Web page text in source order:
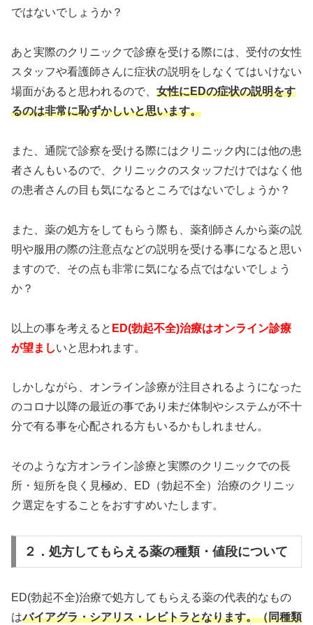
ではないでしょうか？
あと実際のクリニックで診療を受ける際には、受付の女性
スタッフや看護師さんに症状の説明をしなくてはいけない
場面があると思われるので、 女性にEDの症状の説明をす
るのは非常に恥ずかしいと思います。
また、通院で診察を受ける際にはクリニック内には他の患
者さんもいるので、クリニックのスタッフだけではなく他
の患者さんの目も気になるところではないでしょうか？
また、薬の処方をしてもらう際も、薬剤師さんから薬の説
明や服用の際の注意点などの説明を受ける事になると思い
ますので、その点も非常に気になる点ではないでしょう
か？
以上の事を考えると ED(勃起不全)治療はオンライン診療
が望ましいと思われます。
しかしながら、オンライン診療が注目されるようになった
のコロナ以降の最近の事であり未だ体制やシステムが不十
分で有る事を心配される方もいるかもしれません。
そのような方オンライン診療と実際のクリニックでの長
所・短所を良く見極め、ED（勃起不全）治療のクリニッ
ク選定をすることをおすすめいたします。
２．処方してもらえる薬の種類・値段について
ED(勃起不全)治療で処方してもらえる薬の代表的なもの
はバイアグラ・シアリス・レビトラとなります。（同種類